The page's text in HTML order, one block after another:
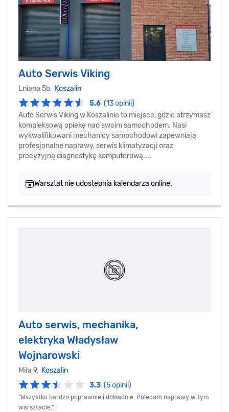
Auto Serwis Viking
Lniana 5b, Koszalin
5.6 (13 opinii)
Auto Serwis Viking w Koszalinie to miejsce, gdzie otrzymasz
kompleksową opiekę nad swoim samochodem. Nasi
wykwalifikowani mechanicy samochodowi zapewniają
profesjonalne naprawy, serwis klimatyzacji oraz
precyzyjną diagnostykę komputerową....
Warsztat nie udostępnia kalendarza online.
Auto serwis, mechanika,
elektryka Władysław
Wojnarowski
Miła 9, Koszalin
3.3 (5 opinii)
"Wszystko bardzo poprawnie i dokładnie. Polecam naprawy w tym
warsztacie.",